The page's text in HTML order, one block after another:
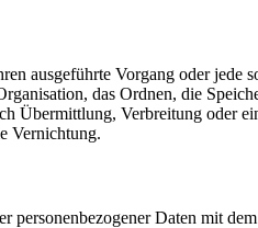
ausgeführte Vorgang oder jede
das Ordnen, die
Übermittlung, Verbreitung oder
Vernichtung.
personenbezogener Daten mit